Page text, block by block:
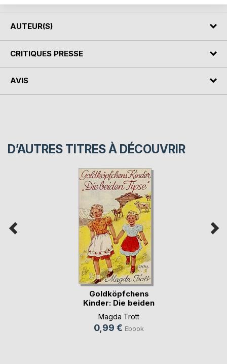
AUTEUR(S)
CRITIQUES PRESSE
AVIS
D’AUTRES TITRES À DÉCOUVRIR
Goldköpfchens
Kinder: Die beiden
Fipse
Magda Trott
0,99 € Ebook